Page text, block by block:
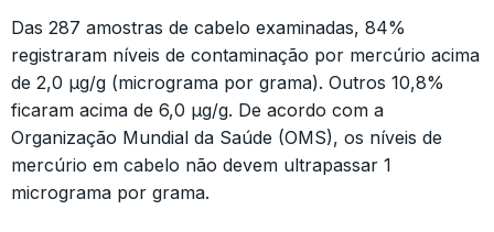
Das 287 amostras de cabelo examinadas, 84%
registraram níveis de contaminação por mercúrio acima
de 2,0 μg/g (micrograma por grama). Outros 10,8%
ficaram acima de 6,0 μg/g. De acordo com a
Organização Mundial da Saúde (OMS), os níveis de
mercúrio em cabelo não devem ultrapassar 1
micrograma por grama.